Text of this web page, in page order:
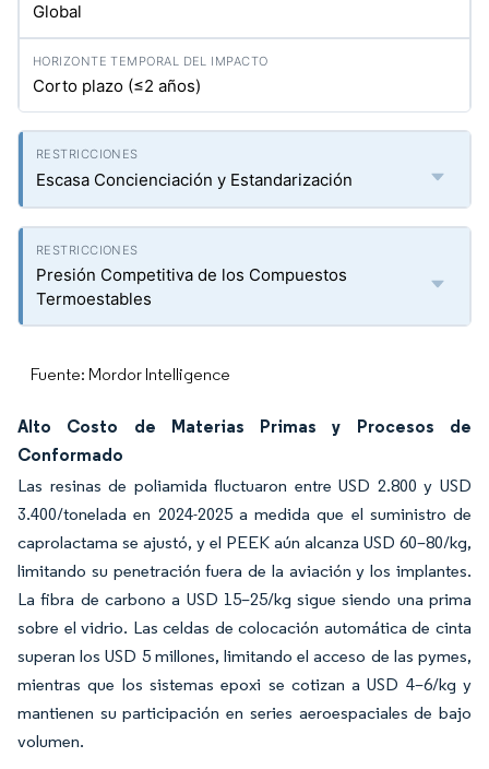
Global
Corto plazo (≤2 años)
Escasa Concienciación y Estandarización
Presión Competitiva de los Compuestos
Termoestables
Fuente: Mordor Intelligence
Alto Costo de Materias Primas y Procesos de
Conformado
Las resinas de poliamida fluctuaron entre USD 2.800 y USD
3.400/tonelada en 2024-2025 a medida que el suministro de
caprolactama se ajustó, y el PEEK aún alcanza USD 60–80/kg,
limitando su penetración fuera de la aviación y los implantes.
La fibra de carbono a USD 15–25/kg sigue siendo una prima
sobre el vidrio. Las celdas de colocación automática de cinta
superan los USD 5 millones, limitando el acceso de las pymes,
mientras que los sistemas epoxi se cotizan a USD 4–6/kg y
mantienen su participación en series aeroespaciales de bajo
volumen.